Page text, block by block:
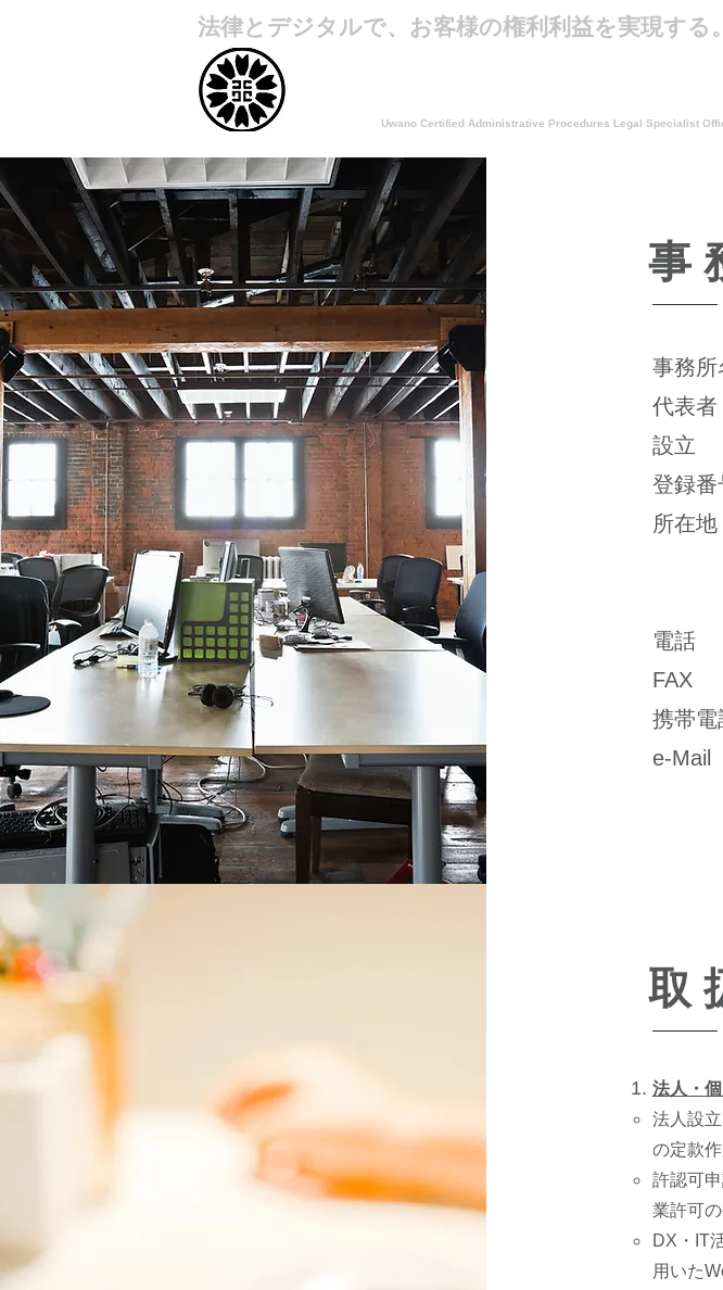
法律とデジタルで、お客様の権利利益を実現する。
Uwano Certified Administrative Procedures Legal Specialist
事
事務
代表
設
登
所在
神
ブ
電
FAX
携帯
e-
取
法人・
法人設
の定款
許認可
業許可
DX・IT
用いた